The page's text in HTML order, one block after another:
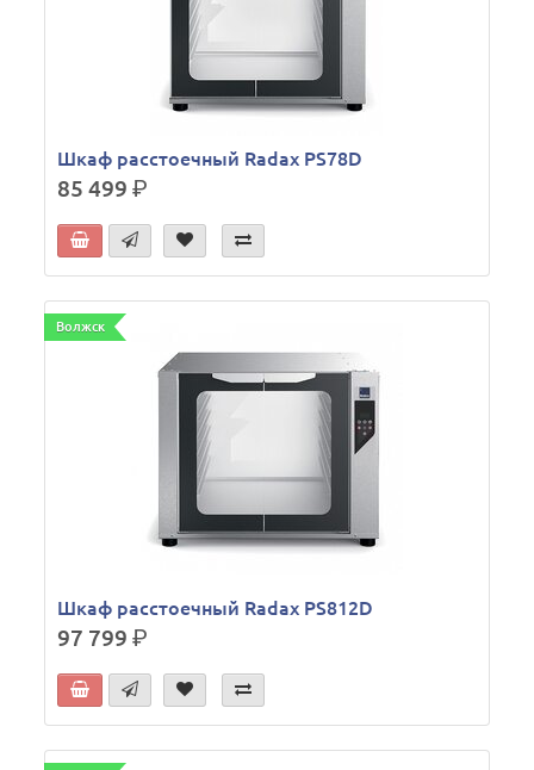
Шкаф расстоечный Radax PS78D
85 499р.
Волжск
Шкаф расстоечный Radax PS812D
97 799р.